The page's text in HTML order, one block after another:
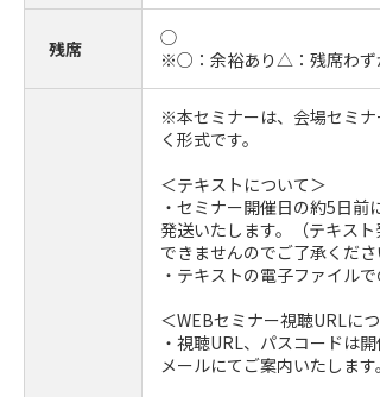
残席
◯
※○：余裕あり△：残席わずか
※本セミナーは、会場セミ
く形式です。
＜テキストについて＞
・セミナー開催日の約5日
発送いたします。（テキス
できませんのでご了承くださ
・テキストの電子ファイル
＜WEBセミナー視聴URLにつ
・視聴URL、パスコードは
メールにてご案内いたします。